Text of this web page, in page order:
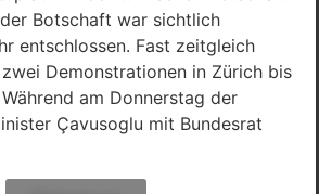
Botschaft war sichtlich
entschlossen. Fast zeitgleich
Demonstrationen in Zürich bis
am Donnerstag der
Çavusoglu mit Bundesrat